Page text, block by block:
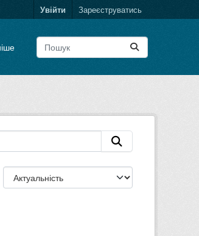
Увійти Зареєструватись